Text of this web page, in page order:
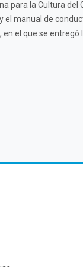
para la Cultura del
manual de
el que se